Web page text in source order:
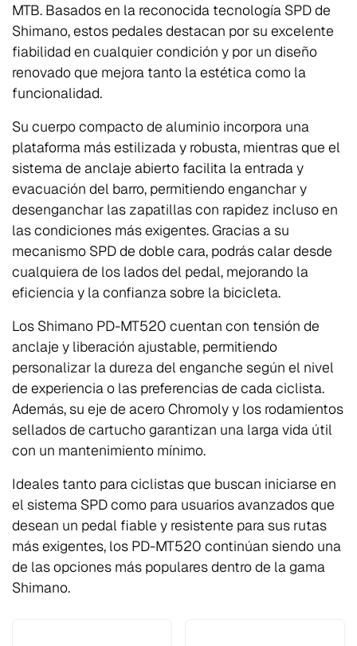
MTB. Basados en la reconocida tecnología SPD de
Shimano, estos pedales destacan por su excelente
fiabilidad en cualquier condición y por un diseño
renovado que mejora tanto la estética como la
funcionalidad.
Su cuerpo compacto de aluminio incorpora una
plataforma más estilizada y robusta, mientras que el
sistema de anclaje abierto facilita la entrada y
evacuación del barro, permitiendo enganchar y
desenganchar las zapatillas con rapidez incluso en
las condiciones más exigentes. Gracias a su
mecanismo SPD de doble cara, podrás calar desde
cualquiera de los lados del pedal, mejorando la
eficiencia y la confianza sobre la bicicleta.
Los Shimano PD-MT520 cuentan con tensión de
anclaje y liberación ajustable, permitiendo
personalizar la dureza del enganche según el nivel
de experiencia o las preferencias de cada ciclista.
Además, su eje de acero Chromoly y los rodamientos
sellados de cartucho garantizan una larga vida útil
con un mantenimiento mínimo.
Ideales tanto para ciclistas que buscan iniciarse en
el sistema SPD como para usuarios avanzados que
desean un pedal fiable y resistente para sus rutas
más exigentes, los PD-MT520 continúan siendo una
de las opciones más populares dentro de la gama
Shimano.